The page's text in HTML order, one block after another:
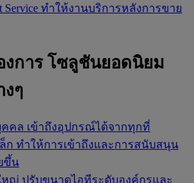
Service ทำให้งานบริการหลังการขาย
การ โซลูชันยอดนิยม
ๆ
คคล เข้าถึงอุปกรณ์ได้จากทุกที่
ก ทำให้การเข้าถึงและการสนับสนุน
ขึ้น
หญ่ ปรับขนาดไอทีระดับองค์กรและ